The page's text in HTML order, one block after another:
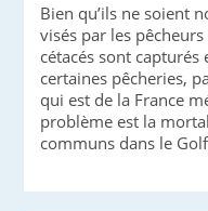
Bien qu’ils ne soient
visés par les
cétacés sont
certaines pêcheries,
qui est de la France
problème est la
communs dans le